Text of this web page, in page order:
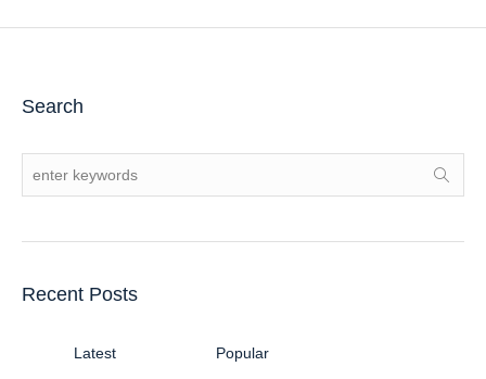
Search
Recent Posts
Latest Popular